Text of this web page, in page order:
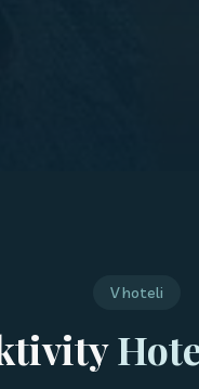
V hoteli